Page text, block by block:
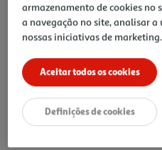
armazenamento de cookies no
a navegação no site, analisar
nossas iniciativas de marketing.
Aceitar todos os cookies
Definições de cookies